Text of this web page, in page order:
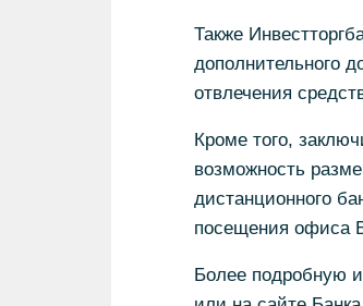
Также
дополнительного
отвлечения
Кроме того,
возможность
дистанционного
посещения офиса
Более подробную